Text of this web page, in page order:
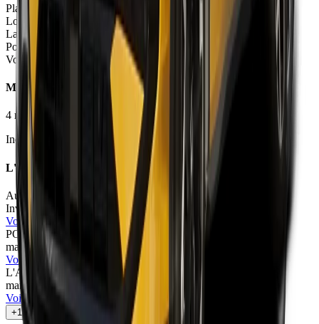
Places
5 places
Longueur
Largeur
Poids à vide
1646 - 1900 kg
Volume coffre
375 - 488
Moteurs et Finitions
4 motorisation finition
Inclure Malus 2026
L'avis des experts
Automobile Magazine 74/100
Invalid Date
Gael Brianceau
Voir l'article
POA67
/100
mars 2026 •Renaud Roubaudi & Julien Rosburger
Voir l'article
L'Auto-Journal
mars 2026•
Voir l'article
+10 autres avis